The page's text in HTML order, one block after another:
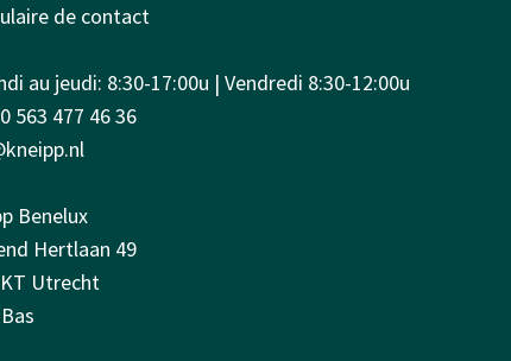
de contact
au jeudi: 8:30-17:00u | Vendredi 8:30-12:00u
563 477 46 36
Benelux
Hertlaan 49
Utrecht